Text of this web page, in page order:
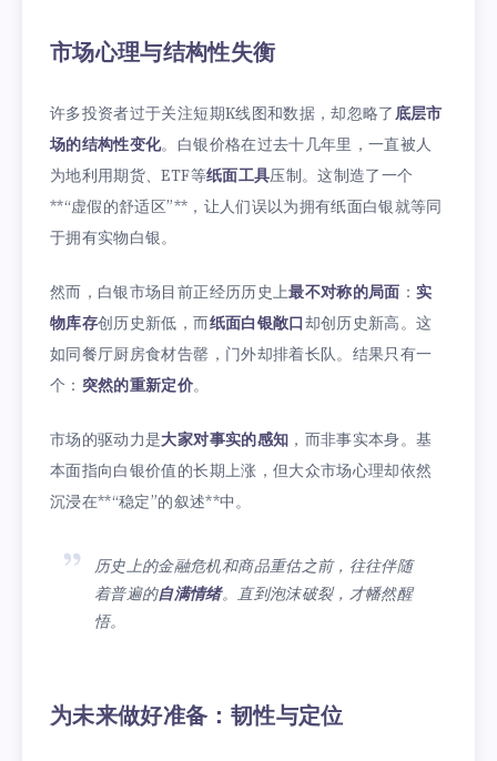
市场心理与结构性失衡
许多投资者过于关注短期K线图和数据，却忽略了底层市
场的结构性变化。白银价格在过去十几年里，一直被人
为地利用期货、ETF等纸面工具压制。这制造了一个
**“虚假的舒适区”**，让人们误以为拥有纸面白银就等同
于拥有实物白银。
然而，白银市场目前正经历历史上最不对称的局面 ：实
物库存创历史新低，而纸面白银敞口却创历史新高。这
如同餐厅厨房食材告罄，门外却排着长队。结果只有一
个： 突然的重新定价。
市场的驱动力是大家对事实的感知 ，而非事实本身。基
本面指向白银价值的长期上涨，但大众市场心理却依然
沉浸在**“稳定”的叙述**中。
历史上的金融危机和商品重估之前，往往伴随
着普遍的自满情绪。直到泡沫破裂，才幡然醒
悟。
为未来做好准备：韧性与定位